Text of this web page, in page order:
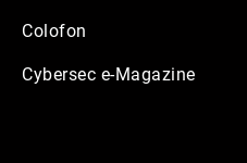
Colofon
Cybersec e-Magazine